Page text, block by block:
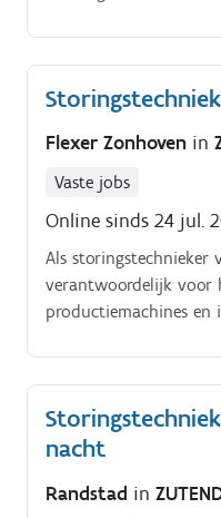
staat in voor
Flexer Zonhoven in
Vaste jobs
Online sinds 24 jul.
Als storingstechnieker
verantwoordelijk voor
productiemachines en
nacht
Randstad in